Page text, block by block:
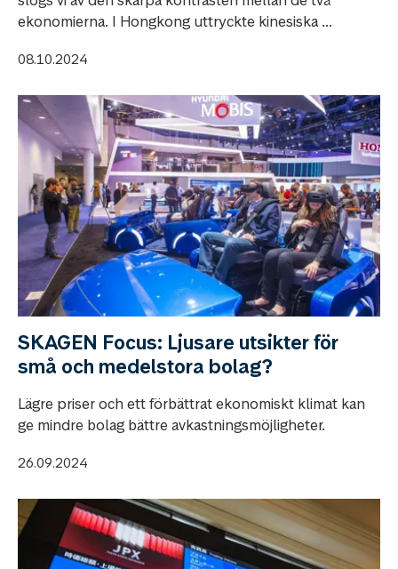
ekonomierna. I Hongkong uttryckte kinesiska ...
08.10.2024
SKAGEN Focus: Ljusare utsikter för
små och medelstora bolag?
Lägre priser och ett förbättrat ekonomiskt klimat kan
ge mindre bolag bättre avkastningsmöjligheter.
26.09.2024